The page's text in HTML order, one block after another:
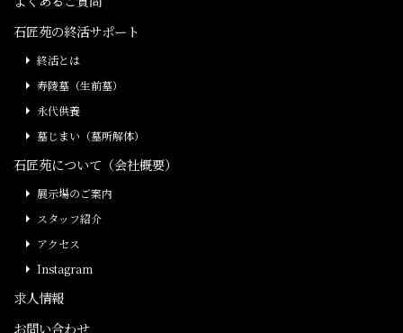
石匠苑の終活サポート
終活とは
寿陵墓（生前墓）
永代供養
墓じまい（墓所解体）
石匠苑について（会社概要）
展示場のご案内
スタッフ紹介
アクセス
Instagram
求人情報
お問い合わせ